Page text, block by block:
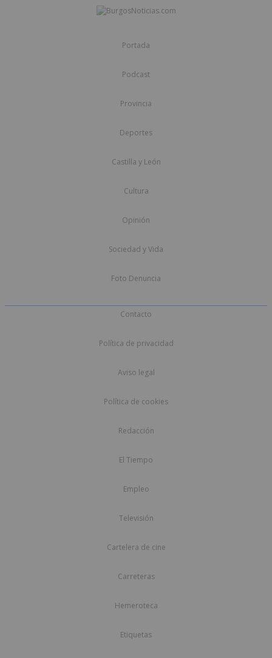
Portada
Podcast
Provincia
Deportes
Castilla y León
Cultura
Opinión
Sociedad y Vida
Foto Denuncia
Contacto
Política de privacidad
Aviso legal
Política de cookies
Redacción
El Tiempo
Empleo
Televisión
Cartelera de cine
Carreteras
Hemeroteca
Etiquetas